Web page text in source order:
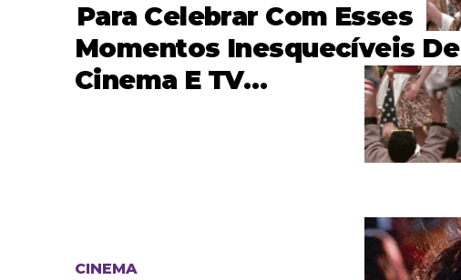
Para Celebrar Com Esses
Momentos Inesquecíveis De
Cinema E TV…
CINEMA